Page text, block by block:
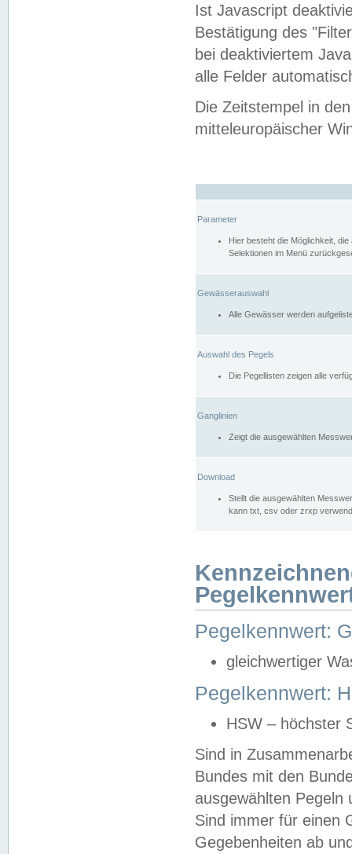
Ist Javascript
Bestätigung des
bei deaktiviertem
alle Felder
Die Zeitstempel in
mitteleuropäischer
Parameter
Hier besteht die Möglichkeit,
Selektionen im Menü
Gewässerauswahl
Alle Gewässer werden
Auswahl des Pegels
Die Pegellisten zeigen alle
Ganglinien
Zeigt die ausgewählten
Download
Stellt die ausgewählten
kann txt, csv oder zrxp
Pegelkennwert:
gleichwertiger
Pegelkennwert:
HSW – höchster
Sind in
Bundes mit den
ausgewählten
Sind immer für einen
Gegebenheiten ab